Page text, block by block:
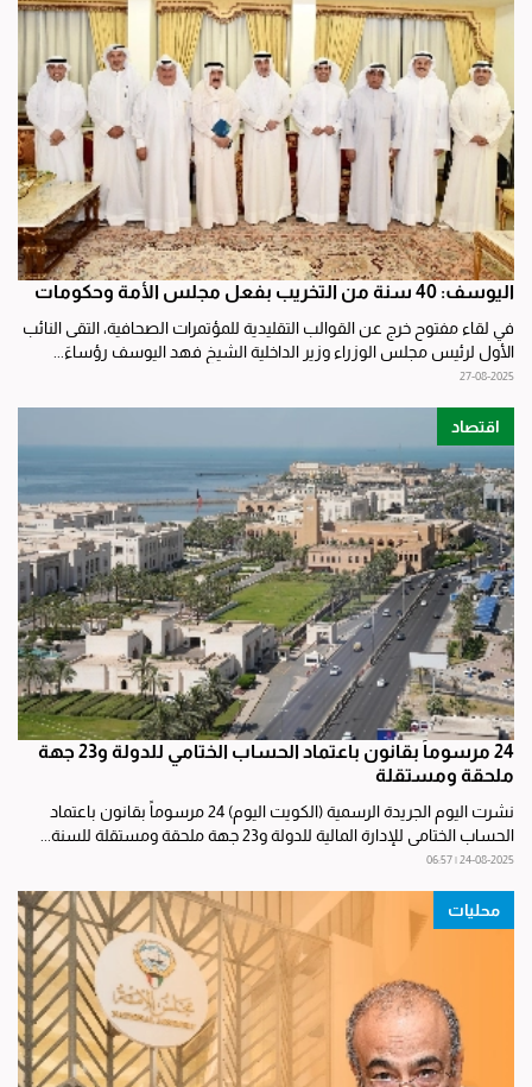
اليوسف: 40 سنة من التخريب بفعل مجلس الأمة وحكومات
في لقاء مفتوح خرج عن القوالب التقليدية للمؤتمرات الصحافية، التقى النائب
الأول لرئيس مجلس الوزراء وزير الداخلية الشيخ فهد اليوسف رؤساءَ...
27-08-2025
اقتصاد
24 مرسوماً بقانون باعتماد الحساب الختامي للدولة و23 جهة
ملحقة ومستقلة
نشرت اليوم الجريدة الرسمية (الكويت اليوم) 24 مرسوماً بقانون باعتماد
الحساب الختامي للإدارة المالية للدولة و23 جهة ملحقة ومستقلة للسنة...
24-08-2025 | 06:57
محليات